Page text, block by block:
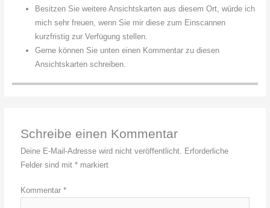
Besitzen Sie weitere Ansichtskarten aus diesem Ort, würde ich
mich sehr freuen, wenn Sie mir diese zum Einscannen
kurzfristig zur Verfügung stellen.
Gerne können Sie unten einen Kommentar zu diesen
Ansichtskarten schreiben.
Schreibe einen Kommentar
Deine E-Mail-Adresse wird nicht veröffentlicht. Erforderliche
Felder sind mit* markiert
Kommentar*